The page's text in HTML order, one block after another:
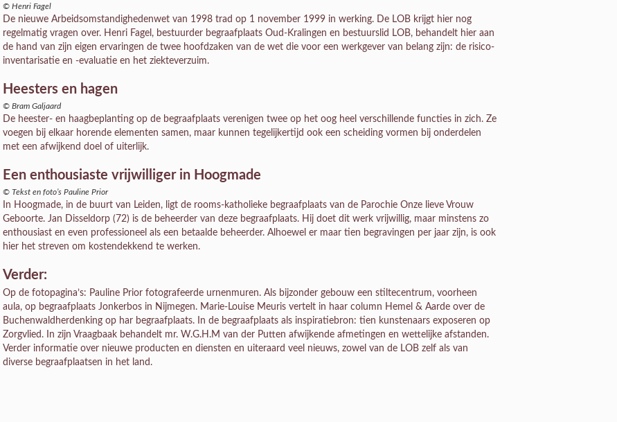
© Henri Fagel
De nieuwe Arbeidsomstandighedenwet van 1998 trad op 1 november 1999 in werking. De LOB krijgt hier nog
regelmatig vragen over. Henri Fagel, bestuurder begraafplaats Oud-Kralingen en bestuurslid LOB, behandelt hier aan
de hand van zijn eigen ervaringen de twee hoofdzaken van de wet die voor een werkgever van belang zijn: de risico-
inventarisatie en -evaluatie en het ziekteverzuim.
Heesters en hagen
© Bram Galjaard
De heester- en haagbeplanting op de begraafplaats verenigen twee op het oog heel verschillende functies in zich. Ze
voegen bij elkaar horende elementen samen, maar kunnen tegelijkertijd ook een scheiding vormen bij onderdelen
met een afwijkend doel of uiterlijk.
Een enthousiaste vrijwilliger in Hoogmade
© Tekst en foto’s Pauline Prior
In Hoogmade, in de buurt van Leiden, ligt de rooms-katholieke begraafplaats van de Parochie Onze lieve Vrouw
Geboorte. Jan Disseldorp (72) is de beheerder van deze begraafplaats. Hij doet dit werk vrijwillig, maar minstens zo
enthousiast en even professioneel als een betaalde beheerder. Alhoewel er maar tien begravingen per jaar zijn, is ook
hier het streven om kostendekkend te werken.
Verder:
Op de fotopagina’s: Pauline Prior fotografeerde urnenmuren. Als bijzonder gebouw een stiltecentrum, voorheen
aula, op begraafplaats Jonkerbos in Nijmegen. Marie-Louise Meuris vertelt in haar column Hemel & Aarde over de
Buchenwaldherdenking op har begraafplaats. In de begraafplaats als inspiratiebron: tien kunstenaars exposeren op
Zorgvlied. In zijn Vraagbaak behandelt mr. W.G.H.M van der Putten afwijkende afmetingen en wettelijke afstanden.
Verder informatie over nieuwe producten en diensten en uiteraard veel nieuws, zowel van de LOB zelf als van
diverse begraafplaatsen in het land.